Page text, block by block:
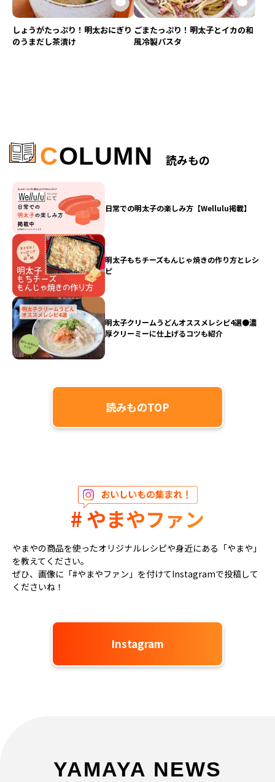
しょうがたっぷり！明太おにぎり
のうまだし茶漬け
ごまたっぷり！明太子とイカの和
風冷製パスタ
COLUMN 読みもの
日常での明太子の楽しみ方【Wellulu掲載】
明太子もちチーズもんじゃ焼きの作り方とレシ
ピ
明太子クリームうどんオススメレシピ4選●濃
厚クリーミーに仕上げるコツも紹介
読みものTOP
# やまやファン
やまやの商品を使ったオリジナルレシピや身近にある「やまや」
を教えてください。
ぜひ、画像に「#やまやファン」を付けてInstagramで投稿して
くださいね！
Instagram
YAMAYA NEWS